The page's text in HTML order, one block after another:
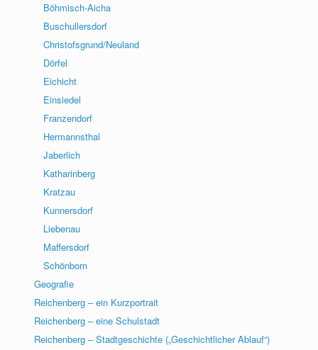
Böhmisch-Aicha
Buschullersdorf
Christofsgrund/Neuland
Dörfel
Eichicht
Einsiedel
Franzendorf
Hermannsthal
Jaberlich
Katharinberg
Kratzau
Kunnersdorf
Liebenau
Maffersdorf
Schönborn
Geografie
Reichenberg – ein Kurzportrait
Reichenberg – eine Schulstadt
Reichenberg – Stadtgeschichte („Geschichtlicher Ablauf“)